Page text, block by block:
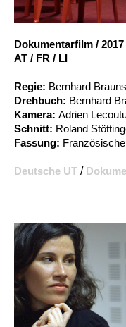
Dokumentarfilm / 2017
AT / FR / LI
Regie: Bernhard
Drehbuch: Bernhard
Kamera: Adrien
Schnitt: Roland
Fassung:
Deutsche UT /